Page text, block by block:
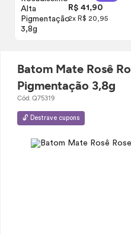
R$ 41,90
2x R$ 20,95
Batom Mate Rosê
Pigmentação 3,8g
Cód. Q75319
🔓 Destrave cupons